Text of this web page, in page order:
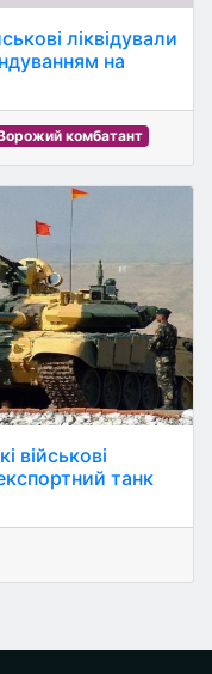
ліквідували
на
комбатант
військові
танк